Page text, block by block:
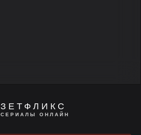
ЗЕТФЛИКС
СЕРИАЛЫ ОНЛАЙН